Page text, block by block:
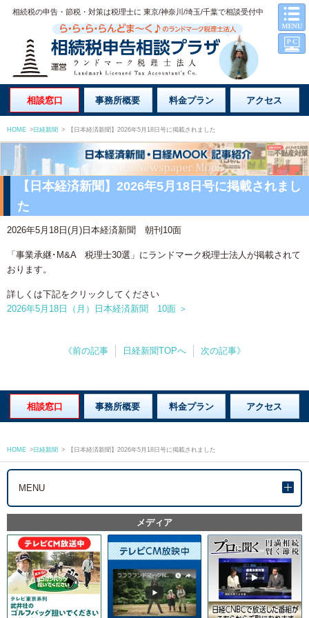
相続税の申告・節税・対策は税理士に 東京/神奈川/埼玉/千葉で相談受付中
相談窓口 事務所概要 料金プラン アクセス
HOME > 日経新聞 > 【日本経済新聞】2026年5月18日号に掲載されました
【日本経済新聞】2026年5月18日号に掲載されまし
た
2026年5月18日(月)日本経済新聞 朝刊10面
「事業承継･M&A 税理士30選」にランドマーク税理士法人が掲載されて
おります。
詳しくは下記をクリックしてください
2026年5月18日（月）日本経済新聞 10面 ＞
《前の記事 日経新聞TOPへ 次の記事》
相談窓口 事務所概要 料金プラン アクセス
HOME > 日経新聞 > 【日本経済新聞】2026年5月18日号に掲載されました
MENU
メディア